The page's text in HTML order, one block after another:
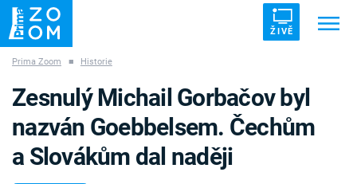
ŽIVĚ
ZÁHADY VETŘELCI DÁVNOVĚKU
Prima Zoom ■ Historie
Zesnulý Michail Gorbačov byl
nazván Goebbelsem. Čechům
a Slovákům dal naději